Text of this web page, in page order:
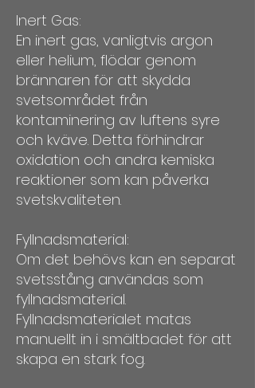
Inert Gas:
En inert gas, vanligtvis argon
eller helium, flödar genom
brännaren för att skydda
svetsområdet från
kontaminering av luftens syre
och kväve. Detta förhindrar
oxidation och andra kemiska
reaktioner som kan påverka
svetskvaliteten.
Fyllnadsmaterial:
Om det behövs kan en separat
svetsstång användas som
fyllnadsmaterial.
Fyllnadsmaterialet matas
manuellt in i smältbadet för att
skapa en stark fog.